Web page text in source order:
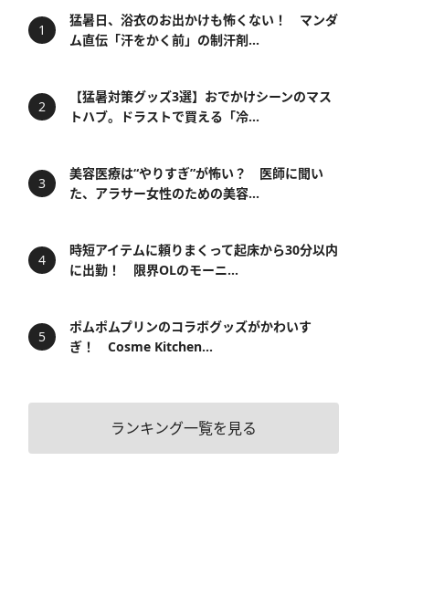
猛暑日、浴衣のお出かけも怖くない！ マンダ
ム直伝「汗をかく前」の制汗剤...
【猛暑対策グッズ3選】おでかけシーンのマス
トハブ。ドラストで買える「冷...
美容医療は“やりすぎ”が怖い？ 医師に聞い
た、アラサー女性のための美容...
時短アイテムに頼りまくって起床から30分以内
に出勤！ 限界OLのモーニ...
ポムポムプリンのコラボグッズがかわいす
ぎ！ Cosme Kitchen...
ランキング一覧を見る